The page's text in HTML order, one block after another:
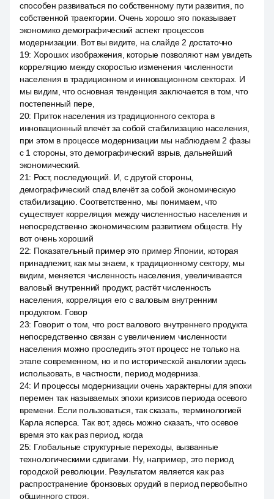
способен развиваться по собственному пути развития, по
собственной траектории. Очень хорошо это показывает
экономико демографический аспект процессов
модернизации. Вот вы видите, на слайде 2 достаточно
19: Хороших изображения, которые позволяют нам увидеть
корреляцию между скоростью изменения численности
населения в традиционном и инновационном секторах. И
мы видим, что основная тенденция заключается в том, что
постепенный пере,
20: Приток населения из традиционного сектора в
инновационный влечёт за собой стабилизацию населения,
при этом в процессе модернизации мы наблюдаем 2 фазы
с 1 стороны, это демографический взрыв, дальнейший
экономический.
21: Рост, последующий. И, с другой стороны,
демографический спад влечёт за собой экономическую
стабилизацию. Соответственно, мы понимаем, что
существует корреляция между численностью населения и
непосредственно экономическим развитием обществ. Ну
вот очень хороший
22: Показательный пример это пример Японии, которая
принадлежит, как мы знаем, к традиционному сектору, мы
видим, меняется численность населения, увеличивается
валовый внутренний продукт, растёт численность
населения, корреляция его с валовым внутренним
продуктом. Говор
23: Говорит о том, что рост валового внутреннего продукта
непосредственно связан с увеличением численности
населения можно проследить этот процесс не только на
этапе современном, но и по исторической аналогии здесь
использовать, в частности, период модерниза.
24: И процессы модернизации очень характерны для эпохи
перемен так называемых эпохи кризисов периода осевого
времени. Если пользоваться, так сказать, терминологией
Карла ясперса. Так вот, здесь можно сказать, что осевое
время это как раз период, когда
25: Глобальные структурные переходы, вызванные
технологическими сдвигами. Ну, например, это период
городской революции. Результатом является как раз
распространение бронзовых орудий в период первобытно
общинного строя.